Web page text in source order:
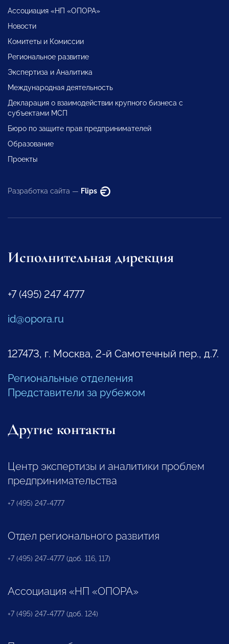
Ассоциация «НП «ОПОРА»
Новости
Комитеты и Комиссии
Региональное развитие
Экспертиза и Аналитика
Международная деятельность
Декларация о взаимодействии крупного бизнеса с
субъектами МСП
Бюро по защите прав предпринимателей
Образование
Проекты
Разработка сайта — Flips
Исполнительная дирекция
+7 (495) 247 4777
id@opora.ru
127473, г. Москва, 2-й Самотечный пер., д.7.
Региональные отделения
Представители за рубежом
Другие контакты
Центр экспертизы и аналитики проблем
предпринимательства
+7 (495) 247-4777
Отдел регионального развития
+7 (495) 247-4777 (доб. 116, 117)
Ассоциация «НП «ОПОРА»
+7 (495) 247-4777 (доб. 124)